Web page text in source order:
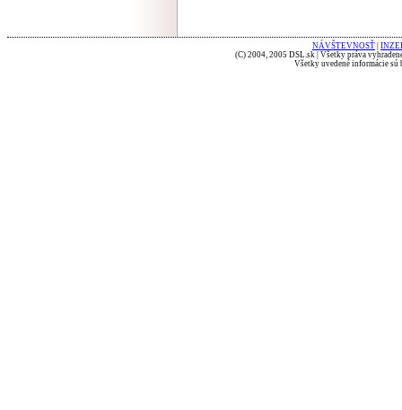
NÁVŠTEVNOSŤ
(C) 2004, 2005 DSL.sk | Všetky práva
Všetky uvedené informácie sú